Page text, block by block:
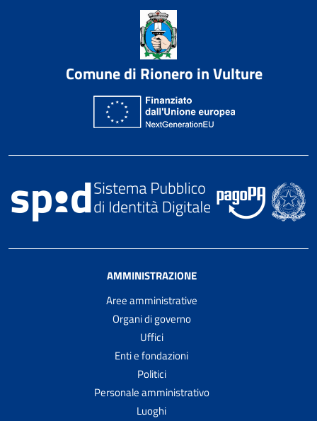
Comune di Rionero in Vulture
AMMINISTRAZIONE
Aree amministrative
Organi di governo
Uffici
Enti e fondazioni
Politici
Personale amministrativo
Luoghi